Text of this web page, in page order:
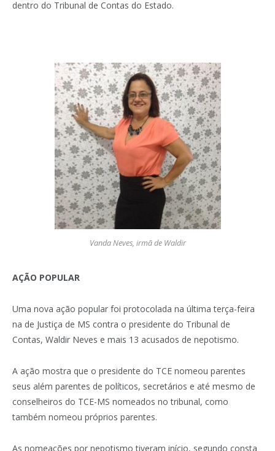
dentro do Tribunal de Contas do Estado.
Vanda Neves, irmã de Waldir
AÇÃO POPULAR
Uma nova ação popular foi protocolada na última terça-feira
na de Justiça de MS contra o presidente do Tribunal de
Contas, Waldir Neves e mais 13 acusados de nepotismo.
A ação mostra que o presidente do TCE nomeou parentes
seus além parentes de políticos, secretários e até mesmo de
conselheiros do TCE-MS nomeados no tribunal, como
também nomeou próprios parentes.
As nomeações por nepotismo tiveram início, segundo consta